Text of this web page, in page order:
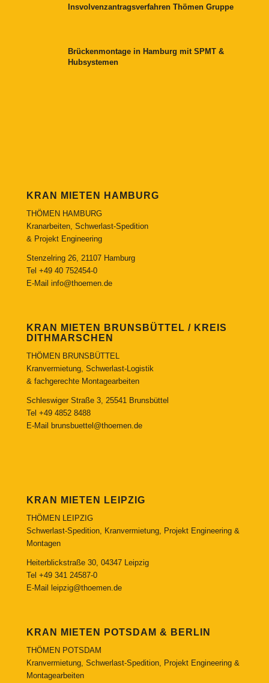
Insvolvenzantragsverfahren Thömen Gruppe
Brückenmontage in Hamburg mit SPMT &
Hubsystemen
KRAN MIETEN HAMBURG
THÖMEN HAMBURG
Kranarbeiten, Schwerlast-Spedition
& Projekt Engineering
Stenzelring 26, 21107 Hamburg
Tel +49 40 752454-0
E-Mail info@thoemen.de
KRAN MIETEN BRUNSBÜTTEL / KREIS
DITHMARSCHEN
THÖMEN BRUNSBÜTTEL
Kranvermietung, Schwerlast-Logistik
& fachgerechte Montagearbeiten
Schleswiger Straße 3, 25541 Brunsbüttel
Tel +49 4852 8488
E-Mail
brunsbuettel@thoemen.de
KRAN MIETEN LEIPZIG
THÖMEN LEIPZIG
Schwerlast-Spedition, Kranvermietung, Projekt Engineering &
Montagen
Heiterblickstraße 30, 04347 Leipzig
Tel +49 341 24587-0
E-Mail
leipzig@thoemen.de
KRAN MIETEN POTSDAM & BERLIN
THÖMEN POTSDAM
Kranvermietung, Schwerlast-Spedition, Projekt Engineering &
Montagearbeiten